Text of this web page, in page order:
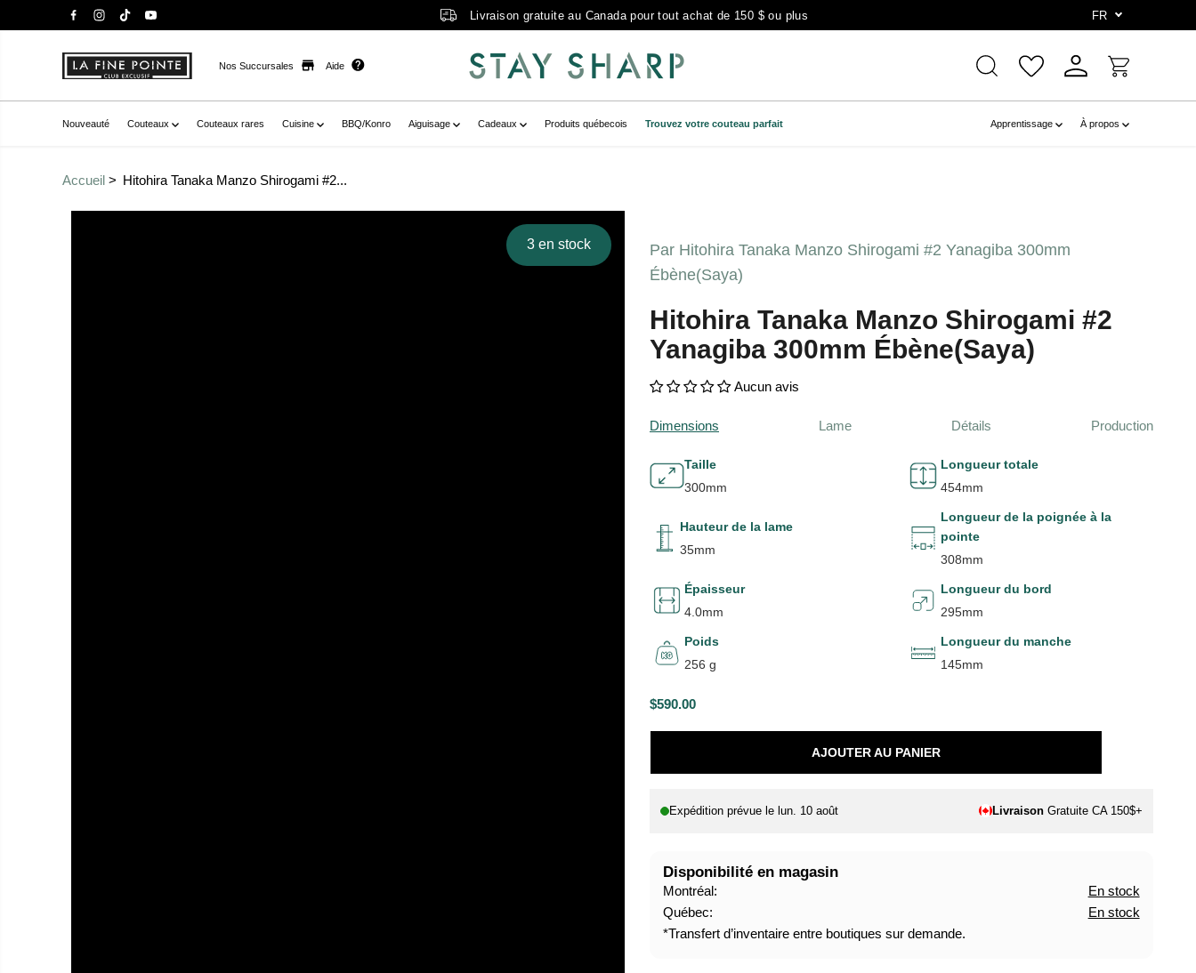
Livraison gratuite au Canada pour tout achat de 150 $ ou plus FR
Nos Succursales Aide
Nouveauté Couteaux Couteaux rares Cuisine BBQ/Konro Aiguisage Cadeaux Produits québecois Trouvez votre couteau parfait Apprentissage À propos
Accueil Hitohira Tanaka Manzo Shirogami #2...
3 en stock
href="//staysharpmtl.com/cdn/shop/products/HitohiraTanakaManzoWhite_2Yanagiba300mmEb
onyHandle_1.jpg?v=1668546604" data-fancybox="gallerytemplate--20937717383342__main-
Par Hitohira Tanaka Manzo Shirogami #2 Yanagiba 300mm
Ébène(Saya)
Hitohira Tanaka Manzo Shirogami #2
Yanagiba 300mm Ébène(Saya)
Aucun avis
Dimensions Lame Détails Production
Taille
300mm
Longueur totale
454mm
Hauteur de la lame
35mm
Longueur de la poignée à la
pointe
308mm
Épaisseur
4.0mm
Longueur du bord
295mm
Poids
256 g
Longueur du manche
145mm
P
R
X
$590.00
AJOUTER AU PANIER
Expédition prévue le lun. 10 août Livraison Gratuite CA 150$+
Disponibilité en magasin
Montréal:
En stock
Québec:
En stock
*Transfert d’inventaire entre boutiques sur demande.